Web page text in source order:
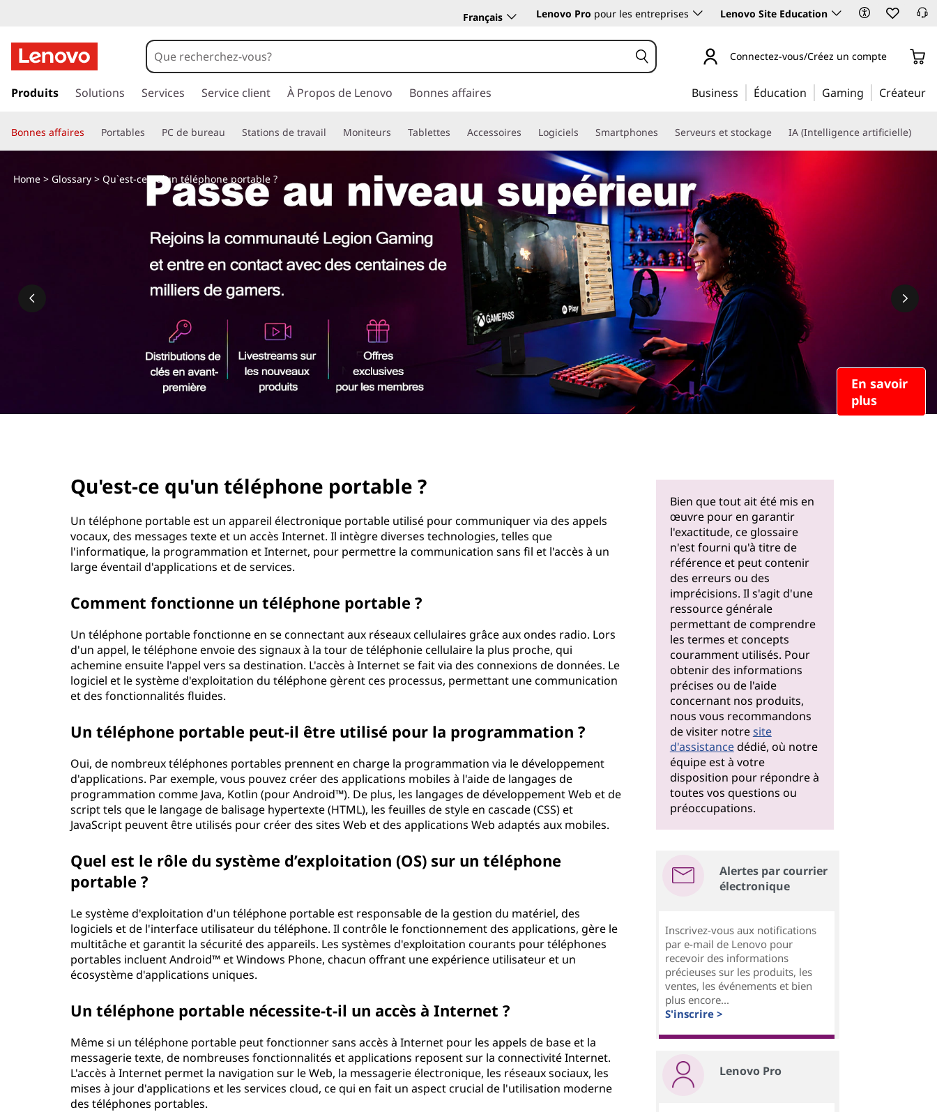
Français Lenovo Pro pour les entreprises Lenovo Site Education
a
e
r
u
a
Connectez-vous/Créez un compte
Produits Solutions Services Service client À Propos de Lenovo Bonnes affaires Business Éducation Gaming Créateur
Bonnes affaires Portables PC de bureau Stations de travail Moniteurs Tablettes Accessoires Logiciels Smartphones Serveurs et stockage IA (Intelligence artificielle)
En savoir
plus
Home> Glossary> Qu`est-ce qu`un téléphone portable ?
Qu'est-ce qu'un téléphone portable ?
Un téléphone portable est un appareil électronique portable utilisé pour communiquer via des appels
vocaux, des messages texte et un accès Internet. Il intègre diverses technologies, telles que
l'informatique, la programmation et Internet, pour permettre la communication sans fil et l'accès à un
large éventail d'applications et de services.
Comment fonctionne un téléphone portable ?
Un téléphone portable fonctionne en se connectant aux réseaux cellulaires grâce aux ondes radio. Lors
d'un appel, le téléphone envoie des signaux à la tour de téléphonie cellulaire la plus proche, qui
achemine ensuite l'appel vers sa destination. L'accès à Internet se fait via des connexions de données. Le
logiciel et le système d'exploitation du téléphone gèrent ces processus, permettant une communication
et des fonctionnalités fluides.
Un téléphone portable peut-il être utilisé pour la programmation ?
Oui, de nombreux téléphones portables prennent en charge la programmation via le développement
d'applications. Par exemple, vous pouvez créer des applications mobiles à l'aide de langages de
programmation comme Java, Kotlin (pour Android™). De plus, les langages de développement Web et de
script tels que le langage de balisage hypertexte (HTML), les feuilles de style en cascade (CSS) et
JavaScript peuvent être utilisés pour créer des sites Web et des applications Web adaptés aux mobiles.
Quel est le rôle du système d’exploitation (OS) sur un téléphone
portable ?
Le système d'exploitation d'un téléphone portable est responsable de la gestion du matériel, des
logiciels et de l'interface utilisateur du téléphone. Il contrôle le fonctionnement des applications, gère le
multitâche et garantit la sécurité des appareils. Les systèmes d'exploitation courants pour téléphones
portables incluent Android™ et Windows Phone, chacun offrant une expérience utilisateur et un
écosystème d'applications uniques.
Un téléphone portable nécessite-t-il un accès à Internet ?
Même si un téléphone portable peut fonctionner sans accès à Internet pour les appels de base et la
messagerie texte, de nombreuses fonctionnalités et applications reposent sur la connectivité Internet.
L'accès à Internet permet la navigation sur le Web, la messagerie électronique, les réseaux sociaux, les
mises à jour d'applications et les services cloud, ce qui en fait un aspect crucial de l'utilisation moderne
des téléphones portables.
Bien que tout ait été mis en
œuvre pour en garantir
l'exactitude, ce glossaire
n'est fourni qu'à titre de
référence et peut contenir
des erreurs ou des
imprécisions. Il s'agit d'une
ressource générale
permettant de comprendre
les termes et concepts
couramment utilisés. Pour
obtenir des informations
précises ou de l'aide
concernant nos produits,
nous vous recommandons
de visiter notresite
d'assistancedédié, où notre
équipe est à votre
disposition pour répondre à
toutes vos questions ou
préoccupations.
Alertes par courrier
électronique
Inscrivez-vous aux notifications
par e-mail de Lenovo pour
recevoir des informations
précieuses sur les produits, les
ventes, les événements et bien
plus encore...
S'inscrire >
Lenovo Pro